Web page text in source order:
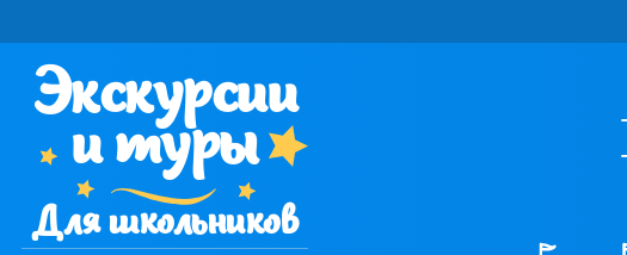
Экскурсии
и туры
Для школьников